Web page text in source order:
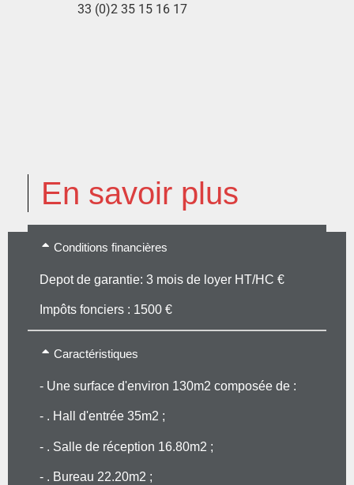
33 (0)2 35 15 16 17
En savoir plus
Conditions financières
Depot de garantie: 3 mois de loyer HT/HC €
Impôts fonciers : 1500 €
Caractéristiques
- Une surface d'environ 130m2 composée de :
- . Hall d'entrée 35m2 ;
- . Salle de réception 16.80m2 ;
- . Bureau 22.20m2 ;